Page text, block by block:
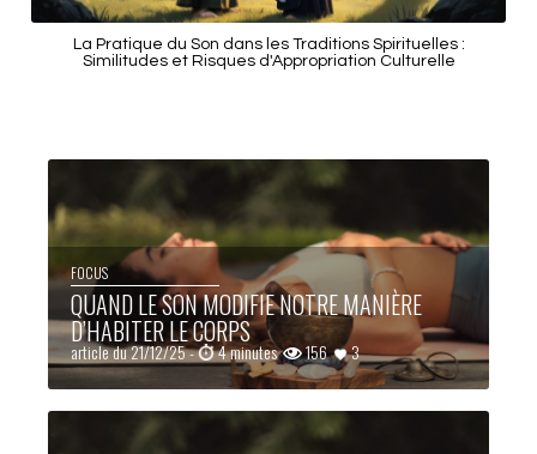
La Pratique du Son dans les Traditions Spirituelles :
Similitudes et Risques d'Appropriation Culturelle
FOCUS
QUAND LE SON MODIFIE NOTRE MANIÈRE
D’HABITER LE CORPS
article du 21/12/25 - 4 minutes 156 3